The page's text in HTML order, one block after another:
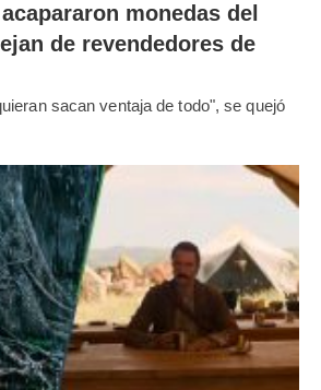
monedas del
de revendedores de
sacan ventaja de todo", se quejó